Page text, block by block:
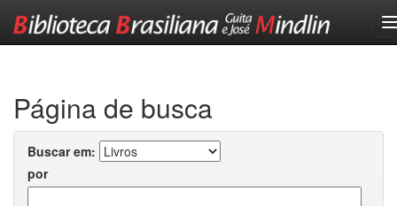
Página de busca
Buscar em:
por